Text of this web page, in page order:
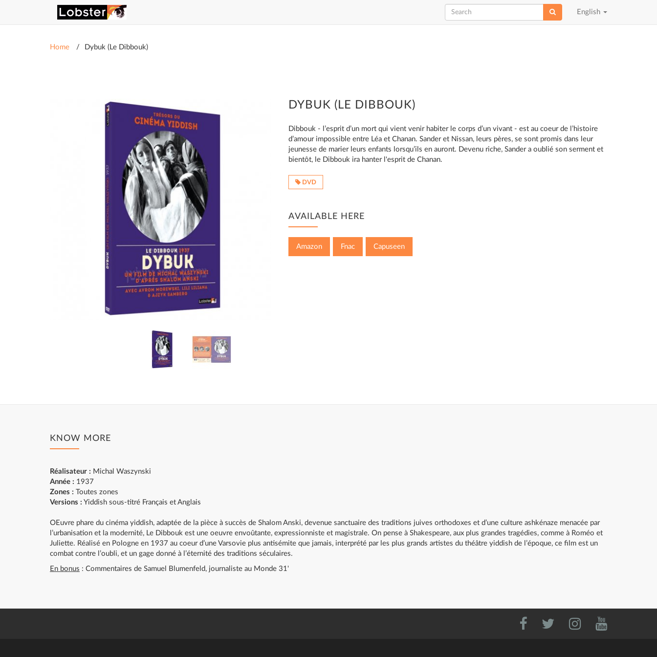
English
Choose
Home Dybuk (Le Dibbouk)
DYBUK (LE DIBBOUK)
Dibbouk - l’esprit d’un mort qui vient venir habiter le corps d’un vivant - est au coeur de l’histoire
d’amour impossible entre Léa et Chanan. Sander et Nissan, leurs pères, se sont promis dans leur
jeunesse de marier leurs enfants lorsqu’ils en auront. Devenu riche, Sander a oublié son serment et
bientôt, le Dibbouk ira hanter l'esprit de Chanan.
DVD
AVAILABLE HERE
Amazon Fnac Capuseen
KNOW MORE
Réalisateur : Michal Waszynski
Année : 1937
Zones : Toutes zones
Versions : Yiddish sous-titré Français et Anglais
OEuvre phare du cinéma yiddish, adaptée de la pièce à succès de Shalom Anski, devenue sanctuaire des traditions juives orthodoxes et d’une culture ashkénaze menacée par
l’urbanisation et la modernité, Le Dibbouk est une oeuvre envoûtante, expressionniste et magistrale. On pense à Shakespeare, aux plus grandes tragédies, comme à Roméo et
Juliette. Réalisé en Pologne en 1937 au coeur d’une Varsovie plus antisémite que jamais, interprété par les plus grands artistes du théâtre yiddish de l’époque, ce film est un
combat contre l’oubli, et un gage donné à l’éternité des traditions séculaires.
En bonus : Commentaires de Samuel Blumenfeld, journaliste au Monde 31'